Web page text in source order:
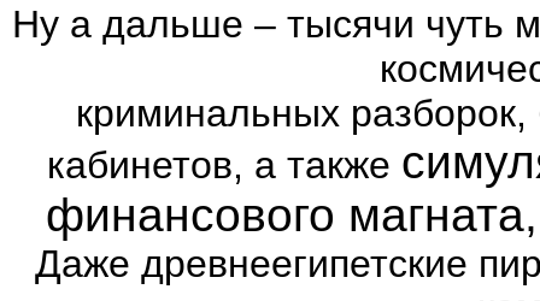
Ну а дальше – тысячи чуть
криминальных
кабинетов, а также
финансового
Даже древнеегипетские